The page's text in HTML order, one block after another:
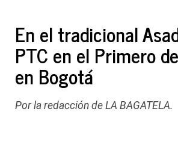
En el tradicional
PTC en el Primero
en Bogotá
Por la redacción de LA BAGATELA.